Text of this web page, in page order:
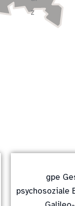
gpe
psychosoziale